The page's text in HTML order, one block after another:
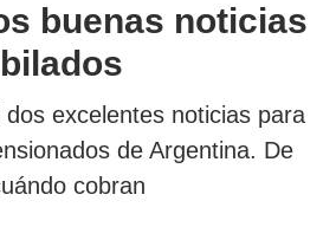
buenas noticias
excelentes noticias para
de Argentina. De
cobran